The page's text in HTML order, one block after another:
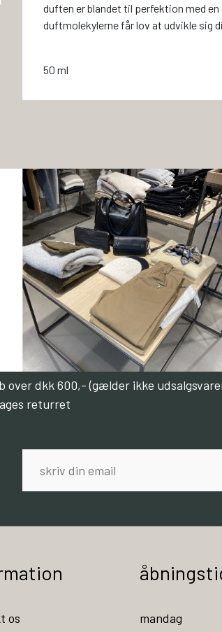
duften er blandet til perfektion med
duftmolekylerne får lov at udvikle sig
50 ml
over dkk 600,- (gælder ikke
returret
os mandag